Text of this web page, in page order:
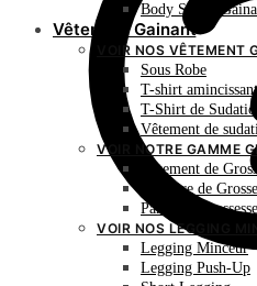
Body String
Vêtement Gainant
VOIR NOS VÊTEMENT
Sous Robe
T-shirt amincissant
T-Shirt de Sudation
Vêtement de
VOIR NOTRE GAMME
Vêtement de
Ceinture de
Panty de Grossesse
VOIR NOS LEGGING
Legging Minceur
Legging Push-Up